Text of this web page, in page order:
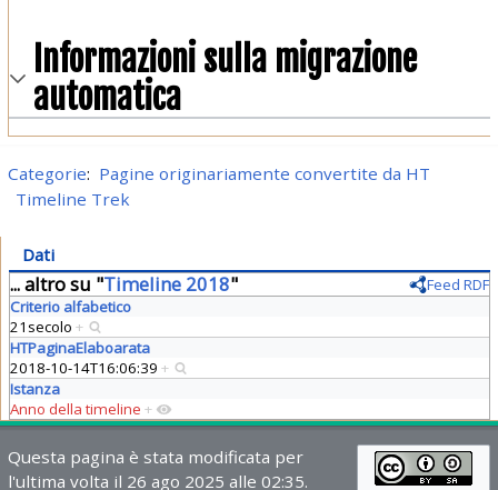
Informazioni sulla migrazione
automatica
Categorie: Pagine originariamente convertite da HT
Timeline Trek
Dati
... altro su "Timeline 2018"
Feed RDF
Criterio alfabetico
21secolo +
HTPaginaElaboarata
2018-10-14T16:06:39 +
Istanza
Anno della timeline +
Questa pagina è stata modificata per
l'ultima volta il 26 ago 2025 alle 02:35.